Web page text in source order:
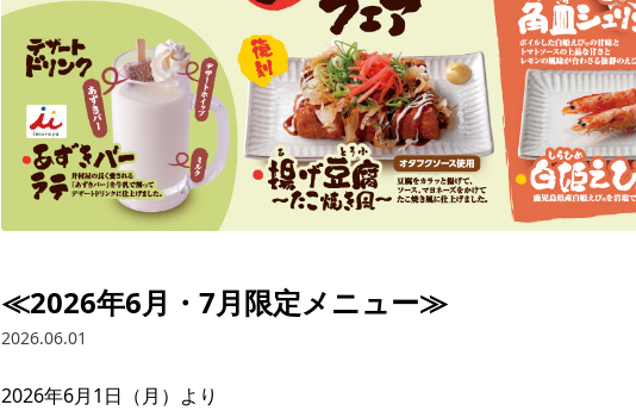
≪2026年6月・7月限定メニュー≫
2026.06.01
2026年6月1日（月）より